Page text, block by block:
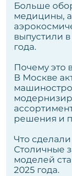
Больше
медицины,
выпустили
года.
Почему это
В Москве
решения и
Что сделали
Столичные
моделей
2025 года.